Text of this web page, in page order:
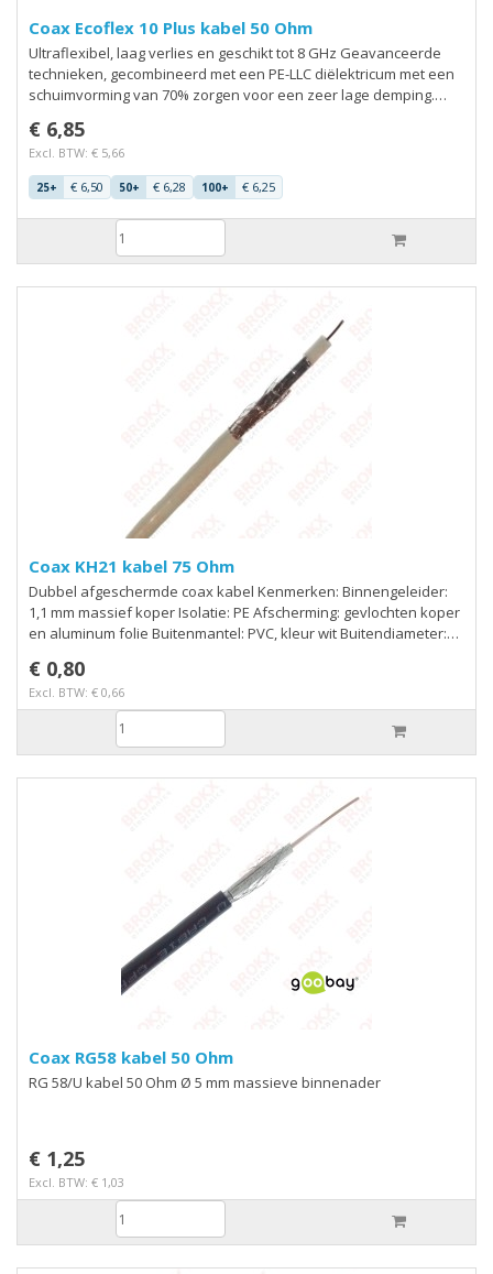
Coax Ecoflex 10 Plus kabel 50 Ohm
Ultraflexibel, laag verlies en geschikt tot 8 GHz Geavanceerde
technieken, gecombineerd met een PE-LLC diëlektricum met een
schuimvorming van 70% zorgen voor een zeer lage demping.
kabel zowel in demping als mechanisch uitstekende resultaten.
De flexibiliteit wordt o.a. verkregen door een kern die bestaat uit
7 flexibele aders van aluminium met een koperen buitenlaag.
Hierdoor wordt het lage gewicht van aluminium gecombineerd
met de goe
€ 6,85
Excl. BTW: € 5,66
25+ € 6,50 50+ € 6,28 100+ € 6,25
Coax KH21 kabel 75 Ohm
Dubbel afgeschermde coax kabel Kenmerken: Binnengeleider:
1,1 mm massief koper Isolatie: PE Afscherming: gevlochten koper
en aluminum folie Buitenmantel: PVC, kleur wit Buitendiameter:
€ 0,80
Excl. BTW: € 0,66
Coax RG58 kabel 50 Ohm
RG 58/U kabel 50 Ohm Ø 5 mm massieve binnenader
€ 1,25
Excl. BTW: € 1,03